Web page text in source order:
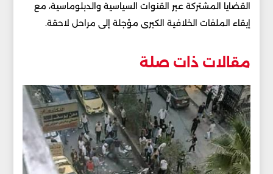
القضايا المشتركة عبر القنوات السياسية والدبلوماسية، مع
إبقاء الملفات الخلافية الكبرى مؤجلة إلى مراحل لاحقة.
مقالات ذات صلة